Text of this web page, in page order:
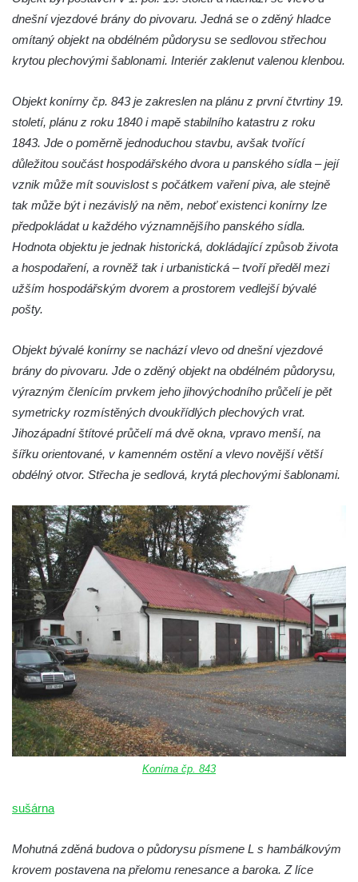
dnešní vjezdové brány do pivovaru. Jedná se o zděný hladce
omítaný objekt na obdélném půdorysu se sedlovou střechou
krytou plechovými šablonami. Interiér zaklenut valenou klenbou.
Objekt konírny čp. 843 je zakreslen na plánu z první čtvrtiny 19.
století, plánu z roku 1840 i mapě stabilního katastru z roku
1843. Jde o poměrně jednoduchou stavbu, avšak tvořící
důležitou součást hospodářského dvora u panského sídla – její
vznik může mít souvislost s počátkem vaření piva, ale stejně
tak může být i nezávislý na něm, neboť existenci konírny lze
předpokládat u každého významnějšího panského sídla.
Hodnota objektu je jednak historická, dokládající způsob života
a hospodaření, a rovněž tak i urbanistická – tvoří předěl mezi
užším hospodářským dvorem a prostorem vedlejší bývalé
pošty.
Objekt bývalé konírny se nachází vlevo od dnešní vjezdové
brány do pivovaru. Jde o zděný objekt na obdélném půdorysu,
výrazným členícím prvkem jeho jihovýchodního průčelí je pět
symetricky rozmístěných dvoukřídlých plechových vrat.
Jihozápadní štítové průčelí má dvě okna, vpravo menší, na
šířku orientované, v kamenném ostění a vlevo novější větší
obdélný otvor. Střecha je sedlová, krytá plechovými šablonami.
Konírna čp. 843
sušárna
Mohutná zděná budova o půdorysu písmene L s hambálkovým
krovem postavena na přelomu renesance a baroka. Z líce